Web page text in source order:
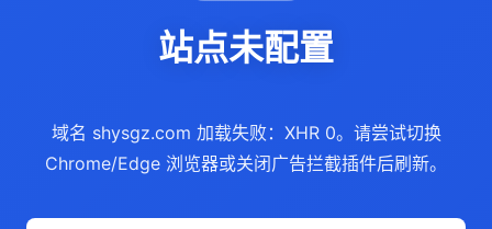
站点未配置
域名 shysgz.com 加载失败：XHR 0。请尝试切换
Chrome/Edge 浏览器或关闭广告拦截插件后刷新。